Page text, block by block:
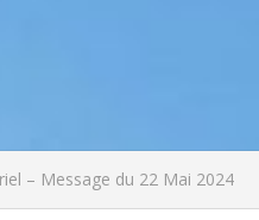
– Message du 22 Mai 2024